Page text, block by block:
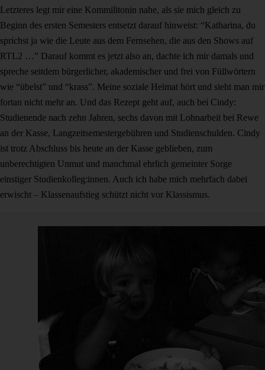
Letzteres legt mir eine Kommilitonin nahe, als sie mich gleich zu
Beginn des ersten Semesters entsetzt darauf hinweist: “Katharina, du
sprichst ja wie die Leute aus dem Fernsehen, die aus den Shows auf
RTL2 …” Darauf kommt es jetzt also an, dachte ich mir damals und
spreche seitdem bürgerlicher, akademischer und frei von Füllwörtern
wie “übelst” und “krass”. Meine soziale Heimat hört und sieht man mir
fortan nicht mehr an. Und das Rezept geht auf, auch bei Cindy:
Studienende nach zehn Jahren, sechs davon mit Lohnarbeit bei Rewe
an der Kasse, Langzeitsemestergebühren und Studienschulden. Cindy
ist trotz Abschluss bis heute an der Kasse geblieben, zum
unberechtigten Unmut und manchmal ehrlich gemeinter Sorge
einstiger Studienkolleg:innen. Auch ich habe mich mehrfach dabei
erwischt – Klassenaufstieg schützt nicht vor Klassismus.